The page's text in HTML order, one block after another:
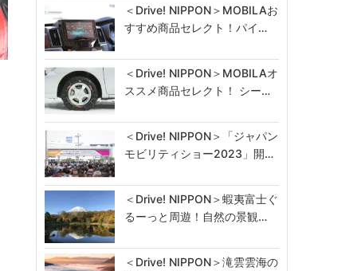
＜Drive! NIPPON＞MOBILAお
すすめ商品セレクト！パイ…
＜Drive! NIPPON＞MOBILAオ
ススメ商品セレクト！ シー…
＜Drive! NIPPON＞「ジャパン
モビリティショー2023」開…
＜Drive! NIPPON＞蝦夷富士ぐ
るーっと周遊！自然の景観…
＜Drive! NIPPON＞滝雲雲海の